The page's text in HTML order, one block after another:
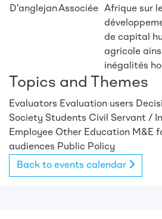
D'anglejanAssociée
Afrique sur
de capital
agricole
inégalités
Topics and Themes
Evaluators Evaluation users
Society Students Civil Servant /
Employee Other Education M&E
audiences Public Policy
Back to events calendar